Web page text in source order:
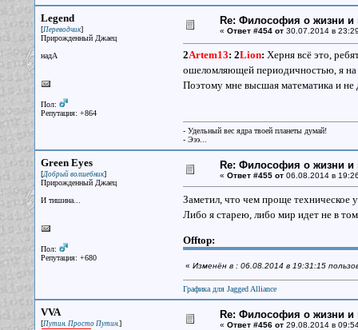
Legend
[Переводчик]
Прирожденный Джаец
надА
Пол:
Репутация: +864
Re: Философия о жизни и
« Ответ #454 от30.07.2014 в
2Artem13: 2Lion: Херня всё это,
ошеломляющей периодичностью, я на
Поэтому мне высшая математика и не
- Удельный вес ядра твоей планеты думай!
- Эээ...
Green Eyes
[Добрый волшебник]
Прирожденный Джаец
И тишина...
Пол:
Репутация: +680
Re: Философия о жизни и
« Ответ #455 от06.08.2014 в
Заметил, что чем проще техническое
Либо я старею, либо мир идет не в
Offtop:
« Изменён в : 06.08.2014 в 19:31:15
Графика для Jagged Alliance
VVA
[Путин. Просто Путин.]
Re: Философия о жизни и
« Ответ #456 от29.08.2014 в